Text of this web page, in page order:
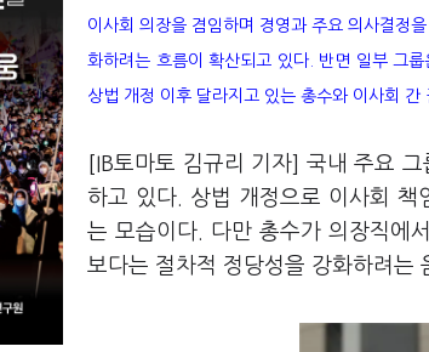
이사회 의장을 겸임하며 경영과 주요 의사결정
화하려는 흐름이 확산되고 있다. 반면 일부 그
상법 개정 이후 달라지고 있는 총수와 이사회
[IB토마토 김규리 기자] 국내 주요
하고 있다. 상법 개정으로 이사회 책
는 모습이다. 다만 총수가 의장직에
보다는 절차적 정당성을 강화하려는